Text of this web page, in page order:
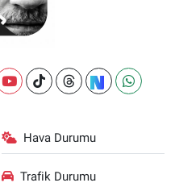
Hava Durumu
Trafik Durumu